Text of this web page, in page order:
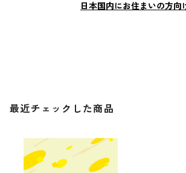
日本国内にお住まいの方向
最近チェックした商品